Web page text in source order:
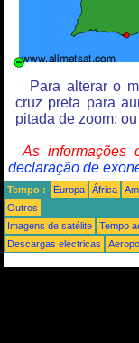
Para alterar o
cruz preta para
pitada de zoom;
As informações
declaração de
Tempo : Europa África
Outros
Imagens de satélite
Tempo
Descargas eléctricas